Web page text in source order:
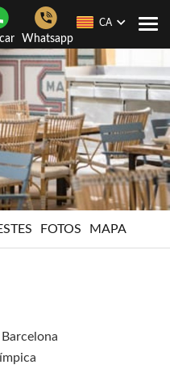
Whatsapp
CA
FOTOS MAPA